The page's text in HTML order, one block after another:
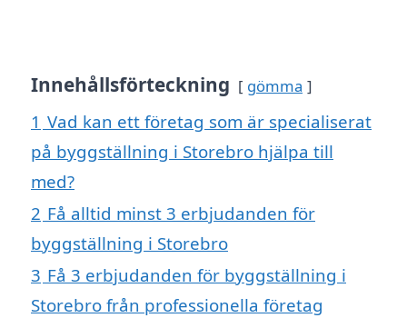
Innehållsförteckning gömma
1 Vad kan ett företag som är specialiserat
på byggställning i Storebro hjälpa till
med?
2 Få alltid minst 3 erbjudanden för
byggställning i Storebro
3 Få 3 erbjudanden för byggställning i
Storebro från professionella företag